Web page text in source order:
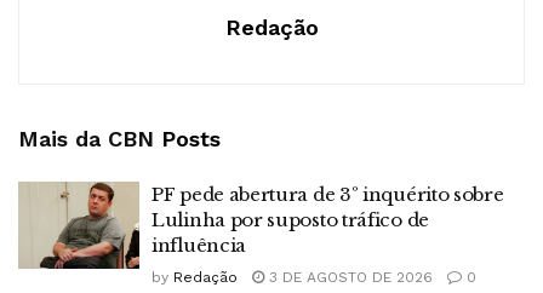
Redação
Mais da CBN Posts
PF pede abertura de 3º inquérito sobre
Lulinha por suposto tráfico de
influência
by Redação 3 DE AGOSTO DE 2026 0